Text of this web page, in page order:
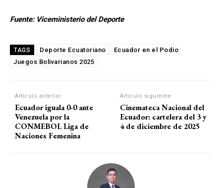
Fuente: Viceministerio del Deporte
TAGS Deporte Ecuatoriano
Ecuador en el Podio
Juegos Bolivarianos 2025
Artículo anterior
Ecuador iguala 0-0 ante
Venezuela por la
CONMEBOL Liga de
Naciones Femenina
Artículo siguiente
Cinemateca Nacional del
Ecuador: cartelera del 3 y
4 de diciembre de 2025